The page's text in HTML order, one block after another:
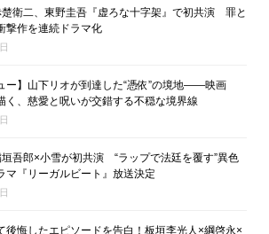
衛二、東野圭吾『虚ろな十字架』で初共演 罪と
撃作を連続ドラマ化
ー】山下リオが到達した“憑依”の境地――映画
く、慈愛と呪いが交錯する不穏な境界線
吾郎×小雪が初共演 “ラップで法廷を覆す”異色
マ『リーガルビート』放送決定
後悔したエピソードを告白！板垣李光人×綱啓永×